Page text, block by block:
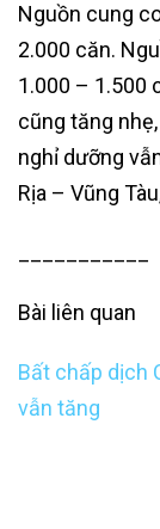
Nguồn cung
2.000 căn.
1.000 – 1.500
cũng tăng
nghỉ dưỡng
Rịa – Vũng
___________
Bài liên quan
Bất chấp dịch
vẫn tăng